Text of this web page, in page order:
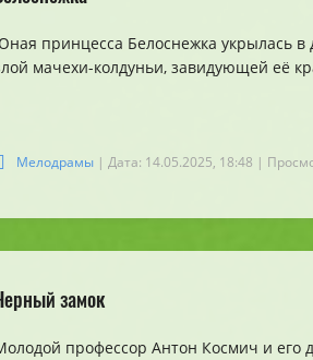
принцесса Белоснежка укрылась в
мачехи-колдуньи, завидующей её
Мелодрамы | Дата: 14.05.2025, 18:48 |
замок
профессор Антон Космич и его